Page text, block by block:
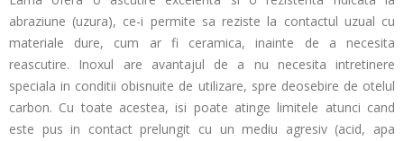
abraziune (uzura), ce-i permite sa reziste la contactul uzual cu
materiale dure, cum ar fi ceramica, inainte de a necesita
reascutire. Inoxul are avantajul de a nu necesita intretinere
speciala in conditii obisnuite de utilizare, spre deosebire de otelul
carbon. Cu toate acestea, isi poate atinge limitele atunci cand
este pus in contact prelungit cu un mediu agresiv (acid, apa